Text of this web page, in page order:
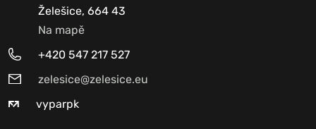
Želešice, 664 43
Na mapě
+420 547 217 527
zelesice@zelesice.eu
vyparpk